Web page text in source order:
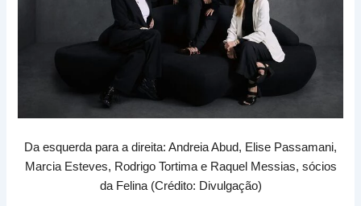
Da esquerda para a direita: Andreia Abud, Elise Passamani,
Marcia Esteves, Rodrigo Tortima e Raquel Messias, sócios
da Felina (Crédito: Divulgação)